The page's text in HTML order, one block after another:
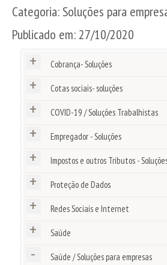
Categoria: Soluções para
Publicado em:27/10/2020
+ Cobrança- Soluções
+ Cotas sociais- soluções
+ COVID-19 / Soluções Trabalhistas
+ Empregador - Soluções
+ Impostos e outros Tributos -
+ Proteção de Dados
+ Redes Sociais e Internet
+ Saúde
-
Saúde / Soluções para empresas